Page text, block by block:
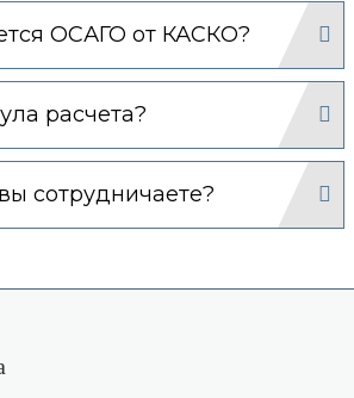
ОСАГО от КАСКО?
расчета?
сотрудничаете?